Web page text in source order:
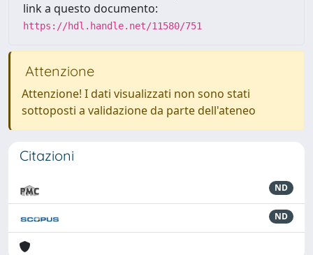
link a questo documento:
https://hdl.handle.net/11580/751
Attenzione
Attenzione! I dati visualizzati non sono stati
sottoposti a validazione da parte dell'ateneo
Citazioni
ND
ND